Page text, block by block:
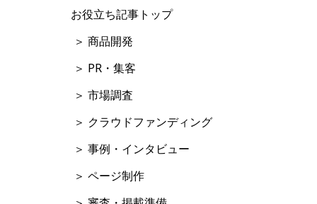
お役立ち記事トップ
＞ 商品開発
＞ PR・集客
＞ 市場調査
＞ クラウドファンディング
＞ 事例・インタビュー
＞ ページ制作